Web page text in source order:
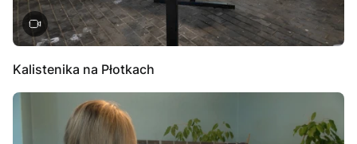
Kalistenika na Płotkach